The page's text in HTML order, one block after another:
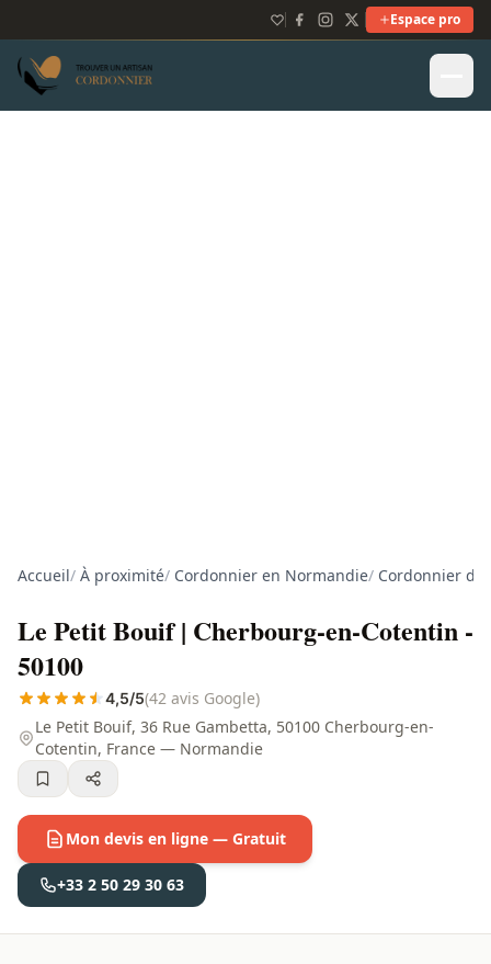
Espace pro
Accueil/ À proximité/ Cordonnier en Normandie/ Cordonnier
Le Petit Bouif | Cherbourg-en-Cotentin -
50100
4,5/5(42 avis Google)
Le Petit Bouif, 36 Rue Gambetta, 50100 Cherbourg-en-
Cotentin, France — Normandie
Mon devis en ligne — Gratuit
+33 2 50 29 30 63